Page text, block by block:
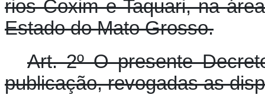
rios Coxim e Taquari, na
Estado do Mato Grosso.
Art. 2º O presente
publicação, revogadas as